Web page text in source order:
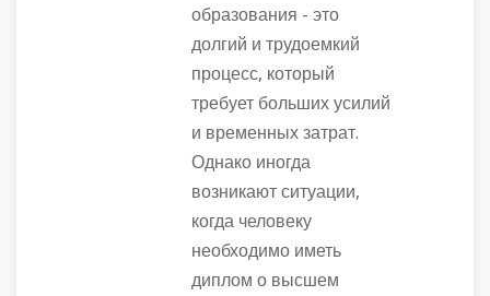
образования - это
долгий и трудоемкий
процесс, который
требует больших усилий
и временных затрат.
Однако иногда
возникают ситуации,
когда человеку
необходимо иметь
диплом о высшем